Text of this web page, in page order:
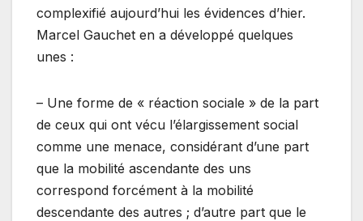
complexifié aujourd’hui les évidences d’hier.
Marcel Gauchet en a développé quelques
unes :
– Une forme de « réaction sociale » de la part
de ceux qui ont vécu l’élargissement social
comme une menace, considérant d’une part
que la mobilité ascendante des uns
correspond forcément à la mobilité
descendante des autres ; d’autre part que le